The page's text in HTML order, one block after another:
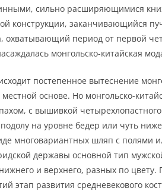
сильно расширяющимися
конструкции, заканчивающийся
охватывающий период от первой
монгольско-китайская
постепенное вытеснение
основе. Но монгольско-
с вышивкой
на уровне бедер или чуть
многовариантных шляп с полями
державы основной тип
и верхнего, разных по
этап развития средневекового